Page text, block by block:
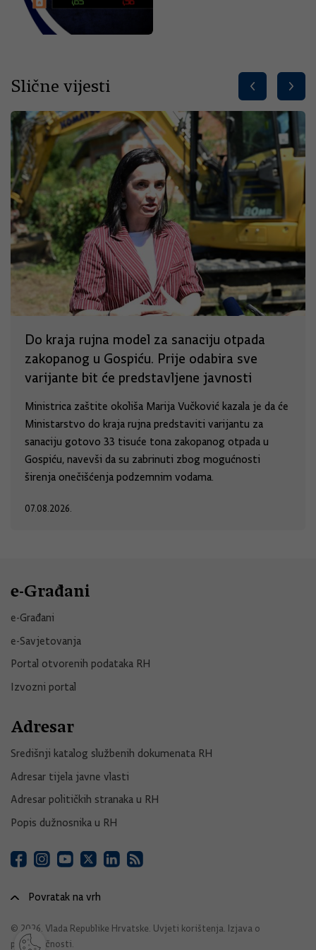
Slične vijesti
Do kraja rujna model za sanaciju otpada
zakopanog u Gospiću. Prije odabira sve
varijante bit će predstavljene javnosti
Ministrica zaštite okoliša Marija Vučković kazala je da će
Ministarstvo do kraja rujna predstaviti varijantu za
sanaciju gotovo 33 tisuće tona zakopanog otpada u
Gospiću, navevši da su zabrinuti zbog mogućnosti
širenja onečišćenja podzemnim vodama.
07.08.2026.
e-Građani
e-Građani
e-Savjetovanja
Portal otvorenih podataka RH
Izvozni portal
Adresar
Središnji katalog službenih dokumenata RH
Adresar tijela javne vlasti
Adresar političkih stranaka u RH
Popis dužnosnika u RH
Povratak na vrh
© 2026. Vlada Republike Hrvatske. Uvjeti korištenja. Izjava o
pristupačnosti.